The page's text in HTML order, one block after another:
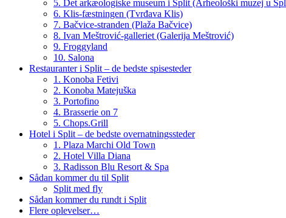
5. Det arkæologiske museum i Split (Arheološki muzej u
6. Klis-fæstningen (Tvrđava Klis)
7. Bačvice-stranden (Plaža Bačvice)
8. Ivan Meštrović-galleriet (Galerija Meštrović)
9. Froggyland
10. Salona
Restauranter i Split – de bedste spisesteder
1. Konoba Fetivi
2. Konoba Matejuška
3. Portofino
4. Brasserie on 7
5. Chops.Grill
Hotel i Split – de bedste overnatningssteder
1. Plaza Marchi Old Town
2. Hotel Villa Diana
3. Radisson Blu Resort & Spa
Sådan kommer du til Split
Split med fly
Sådan kommer du rundt i Split
Flere oplevelser…